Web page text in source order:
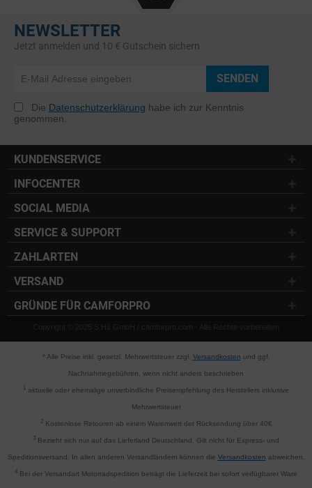
NEWSLETTER
Jetzt anmelden und 10 € Gutschein sichern
SENDEN
Die Datenschutzerklärung habe ich zur Kenntnis
genommen.
KUNDENSERVICE
INFOCENTER
SOCIAL MEDIA
SERVICE & SUPPORT
ZAHLARTEN
VERSAND
GRÜNDE FÜR CAMFORPRO
Copyright © 2025 S.H1 GmbH / camforpro.com - Alle Rechte vorbehalten
* Alle Preise inkl. gesetzl. Mehrwertsteuer zzgl. Versandkosten und ggf.
Nachnahmegebühren, wenn nicht anders beschrieben
aktuelle oder ehemalige unverbindliche Preisempfehlung des Herstellers inklusive
Mehrwertsteuer
2Kostenlose Retouren ab einem Warenwert der Rücksendung über 40€
3 Bezieht sich nur auf das Lieferland Deutschland. Gilt nicht für Express- und
Speditionsversand. In allen anderen Versandländern können die Versandkosten abweichen.
4 Bei der Versandart Motorradspedition beträgt die Lieferzeit bei sofort verfügbarer Ware